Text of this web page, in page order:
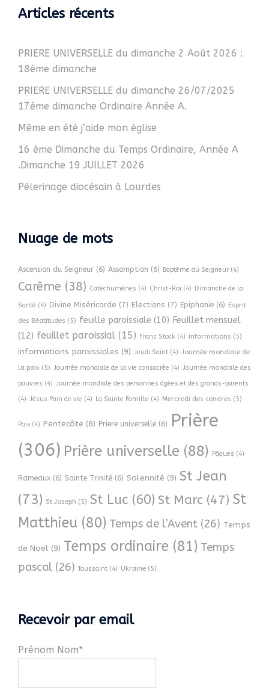
Articles récents
PRIERE UNIVERSELLE du dimanche 2 Août 2026 :
18ème dimanche
PRIERE UNIVERSELLE du dimanche 26/07/2025
17ème dimanche Ordinaire Année A.
Même en été j’aide mon église
16 ème Dimanche du Temps Ordinaire, Année A
.Dimanche 19 JUILLET 2026
Pèlerinage diocésain à Lourdes
Nuage de mots
Ascension du Seigneur (6) Assomption (6) Baptême du Seigneur (4)
Carême (38) Catéchumènes (4) Christ-Roi (4) Dimanche de la
Santé (4) Divine Miséricorde (7) Elections (7) Epiphanie (6) Esprit
des Béatitudes (5) feuille paroissiale (10) Feuillet mensuel
(12) feuillet paroissial (15) Franz Stock (4) informations (5)
informations paroissiales (9) Jeudi Saint (4) Journée mondiale de
la paix (5) Journée mondiale de la vie consacrée (4) Journée mondiale des
pauvres (4) Journée mondiale des personnes âgées et des grands-parents
(4) Jésus Pain de vie (4) La Sainte Famille (4) Mercredi des cendres (5)
Paix (4) Pentecôte (8) Priere universelle (6)
Prière
(306) Prière universelle (88) Pâques (4)
Rameaux (6) Sainte Trinité (6) Solennité (9) St Jean
(73) St Joseph (5) St Luc (60) St Marc (47) St
Matthieu (80) Temps de l’Avent (26) Temps
de Noël (9) Temps ordinaire (81) Temps
pascal (26) Toussaint (4) Ukraine (5)
Recevoir par email
Prénom Nom*